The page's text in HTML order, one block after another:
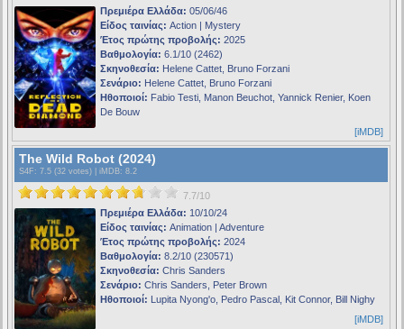
Πρεμιέρα Ελλάδα: 05/06/46
Είδος ταινίας: Action | Mystery
Έτος πρώτης προβολής: 2025
Βαθμολογία: 6.1/10 (2462)
Σκηνοθεσία: Helene Cattet, Bruno Forzani
Σενάριο: Helene Cattet, Bruno Forzani
Ηθοποιοί: Fabio Testi, Manon Beuchot, Yannick Renier, Koen
De Bouw
[iMDB]
The Wild Robot (2024)
S4F : 7.5 (32 votes) | iMDB: 8.2
7.7/10
Πρεμιέρα Ελλάδα: 10/10/24
Είδος ταινίας: Animation | Adventure
Έτος πρώτης προβολής: 2024
Βαθμολογία: 8.2/10 (230571)
Σκηνοθεσία: Chris Sanders
Σενάριο: Chris Sanders, Peter Brown
Ηθοποιοί: Lupita Nyong'o, Pedro Pascal, Kit Connor, Bill Nighy
[iMDB]